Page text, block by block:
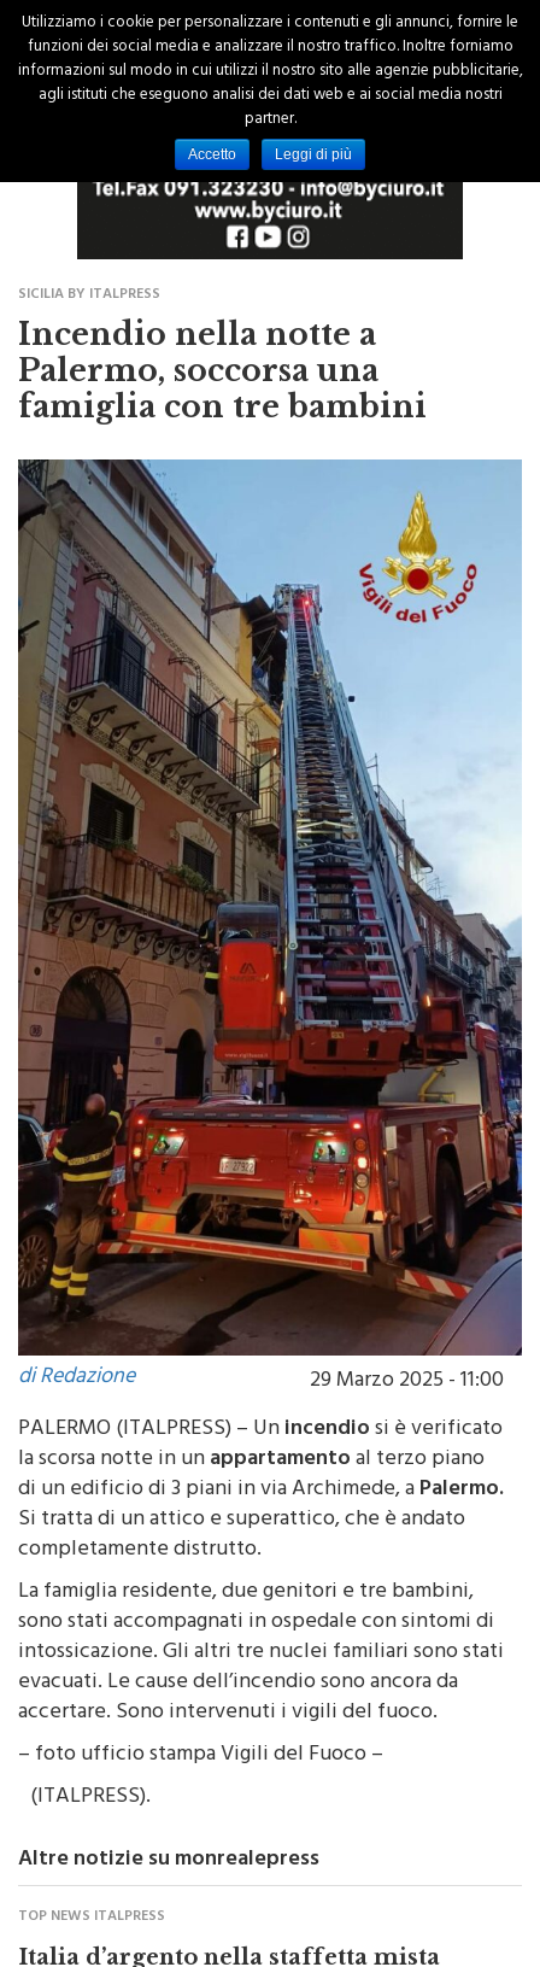
SICILIA BY ITALPRESS
Incendio nella notte a
Palermo, soccorsa una
famiglia con tre bambini
di Redazione
29 Marzo 2025 - 11:00
PALERMO (ITALPRESS) – Un
incendiosi è verificato
la scorsa notte in unappartamentoal terzo piano
di un edificio di 3 piani in via Archimede, aPalermo.
Si tratta di un attico e superattico, che è andato
completamente distrutto.
La famiglia residente, due genitori e tre bambini,
sono stati accompagnati in ospedale con sintomi di
intossicazione. Gli altri tre nuclei familiari sono stati
evacuati. Le cause dell’incendio sono ancora da
accertare. Sono intervenuti i vigili del fuoco.
– foto ufficio stampa Vigili del Fuoco –
(ITALPRESS).
TOP NEWS ITALPRESS
Italia d’argento nella staffetta mista
agli Europei di nuoto di fondo
Utilizziamo i cookie per personalizzare i contenuti e gli annunci, fornire le
funzioni dei social media e analizzare il nostro traffico. Inoltre forniamo
informazioni sul modo in cui utilizzi il nostro sito alle agenzie pubblicitarie,
agli istituti che eseguono analisi dei dati web e ai social media nostri
partner.
Accetto Leggi di più